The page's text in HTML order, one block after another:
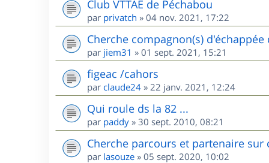
Club VTTAE de Péchabou
par privatch » 04 nov. 2021, 17:22
Cherche compagnon(s)
par jiem31 » 01 sept. 2021, 15:21
figeac /cahors
par claude24 » 22 janv. 2021, 12:24
Qui roule ds la 82 ...
par paddy » 30 sept. 2010, 08:21
Cherche parcours et partenaire sur
par lasouze » 05 sept. 2020, 10:02